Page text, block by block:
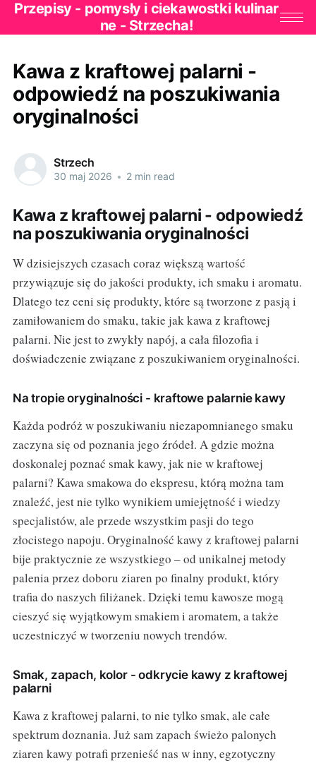
Przepisy - pomysły i ciekawostki kulinar
ne - Strzecha!
Kawa z kraftowej palarni -
odpowiedź na poszukiwania
oryginalności
Strzech
30 maj 2026 • 2 min read
Kawa z kraftowej palarni - odpowiedź
na poszukiwania oryginalności
W dzisiejszych czasach coraz większą wartość
przywiązuje się do jakości produkty, ich smaku i aromatu.
Dlatego tez ceni się produkty, które są tworzone z pasją i
zamiłowaniem do smaku, takie jak kawa z kraftowej
palarni. Nie jest to zwykły napój, a cała filozofia i
doświadczenie związane z poszukiwaniem oryginalności.
Na tropie oryginalności - kraftowe palarnie kawy
Każda podróż w poszukiwaniu niezapomnianego smaku
zaczyna się od poznania jego źródeł. A gdzie można
doskonalej poznać smak kawy, jak nie w kraftowej
palarni? Kawa smakowa do ekspresu, którą można tam
znaleźć, jest nie tylko wynikiem umiejętność i wiedzy
specjalistów, ale przede wszystkim pasji do tego
złocistego napoju. Oryginalność kawy z kraftowej palarni
bije praktycznie ze wszystkiego – od unikalnej metody
palenia przez doboru ziaren po finalny produkt, który
trafia do naszych filiżanek. Dzięki temu kawosze mogą
cieszyć się wyjątkowym smakiem i aromatem, a także
uczestniczyć w tworzeniu nowych trendów.
Smak, zapach, kolor - odkrycie kawy z kraftowej
palarni
Kawa z kraftowej palarni, to nie tylko smak, ale całe
spektrum doznania. Już sam zapach świeżo palonych
ziaren kawy potrafi przenieść nas w inny, egzotyczny